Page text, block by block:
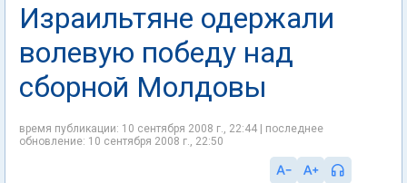
Израильтяне одержали
волевую победу над
сборной Молдовы
время публикации: 10 сентября 2008 г., 22:44 | последнее
обновление: 10 сентября 2008 г., 22:50